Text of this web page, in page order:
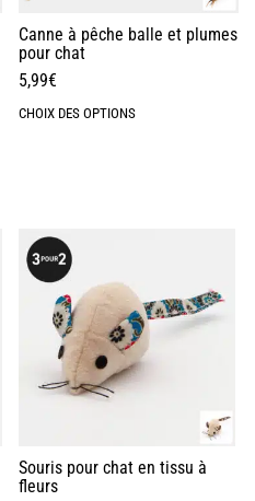
Canne à pêche balle et plumes
pour chat
5,99€
CHOIX DES OPTIONS
Souris pour chat en tissu à
fleurs